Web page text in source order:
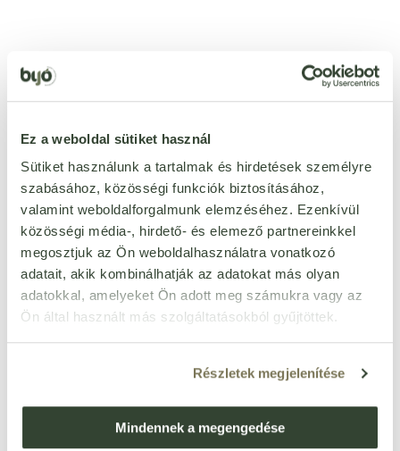
Ez a weboldal sütiket használ
Sütiket használunk a tartalmak és hirdetések személyre
szabásához, közösségi funkciók biztosításához,
valamint weboldalforgalmunk elemzéséhez. Ezenkívül
közösségi média-, hirdető- és elemező partnereinkkel
megosztjuk az Ön weboldalhasználatra vonatkozó
adatait, akik kombinálhatják az adatokat más olyan
adatokkal, amelyeket Ön adott meg számukra vagy az
Ön által használt más szolgáltatásokból gyűjtöttek.
Részletek megjelenítése
Mindennek a megengedése
Ezt a terméket még senki nem értékelte. Legyél Te az
ÉRTÉKELÉST ÍROK
Ennyi csillagot adok